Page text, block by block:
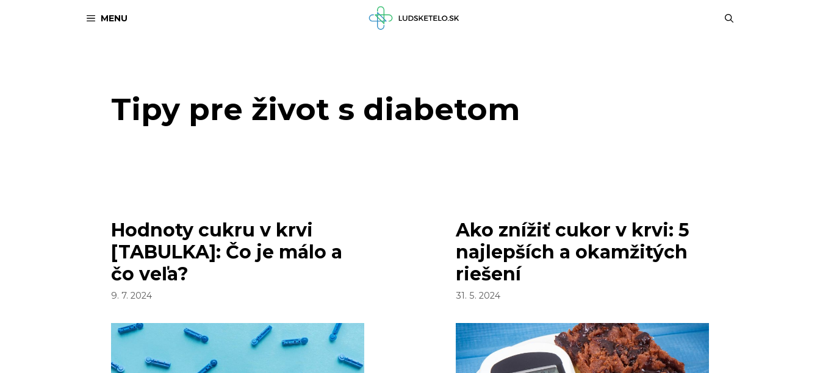
MENU
Tipy pre život s diabetom
Hodnoty cukru v krvi
[TABULKA]: Čo je málo a
čo veľa?
9. 7. 2024
Ako znížiť cukor v krvi: 5
najlepších a okamžitých
riešení
31. 5. 2024